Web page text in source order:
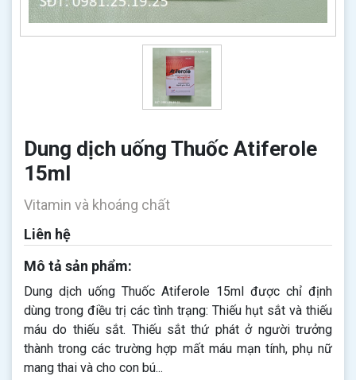
Dung dịch uống Thuốc Atiferole
15ml
Vitamin và khoáng chất
Liên hệ
Mô tả sản phẩm:
Dung dịch uống Thuốc Atiferole 15ml được chỉ định
dùng trong điều trị các tình trạng: Thiếu hụt sắt và thiếu
máu do thiếu sắt. Thiếu sắt thứ phát ở người trưởng
thành trong các trường hợp mất máu mạn tính, phụ nữ
mang thai và cho con bú...